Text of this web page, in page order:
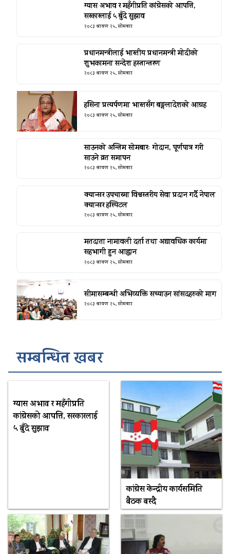
ग्यास अभाव र महँगीप्रति कांग्रेसको आपत्ति,
सरकारलाई ५ बुँदे सुझाव
२०८३ श्रावण २५, सोमबार
प्रधानमन्त्रीलाई भारतीय प्रधानमन्त्री मोदीको
शुभकामना सन्देश हस्तान्तरण
२०८३ श्रावण २५, सोमबार
हसिना प्रत्यर्पणमा भारतसँग बङ्गलादेशको आग्रह
२०८३ श्रावण २५, सोमबार
साउनको अन्तिम सोमबारः गोदान, पूर्णपात्र गरी
साउने व्रत समापन
२०८३ श्रावण २५, सोमबार
क्यान्सर उपचारमा विश्वस्तरीय सेवा प्रदान गर्दै नेपाल
क्यान्सर हस्पिटल
२०८३ श्रावण २५, सोमबार
मतदाता नामावली दर्ता तथा अद्यावधिक कार्यमा
सहभागी हुन आह्वान
२०८३ श्रावण २५, सोमबार
सीमासम्बन्धी अभिव्यक्ति सच्याउन सांसदहरुको माग
२०८३ श्रावण २५, सोमबार
सम्बन्धित खबर
ग्यास अभाव र महँगीप्रति
कांग्रेसको आपत्ति, सरकारलाई
५ बुँदे सुझाव
कांग्रेस केन्द्रीय कार्यसमिति
बैठक बस्दै